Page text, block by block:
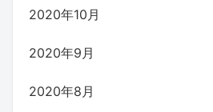
2020年10月
2020年9月
2020年8月